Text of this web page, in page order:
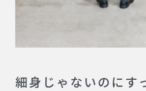
細身じゃないのにす